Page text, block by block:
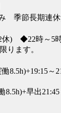
季節長期連休
休) ◆22時～5
ります。
8.5h)+19:15～
8.5h)+早出